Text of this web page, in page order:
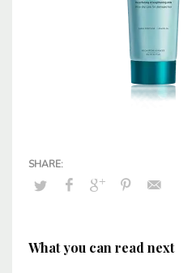
What you can read next